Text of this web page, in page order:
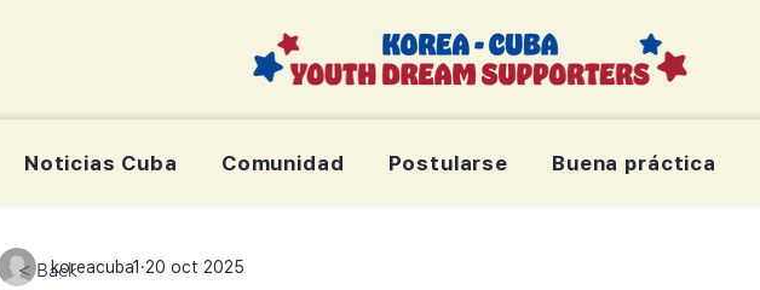
Noticias Cuba Comunidad Postularse Buena práctica
koreacuba1 20 oct 2025
< Back